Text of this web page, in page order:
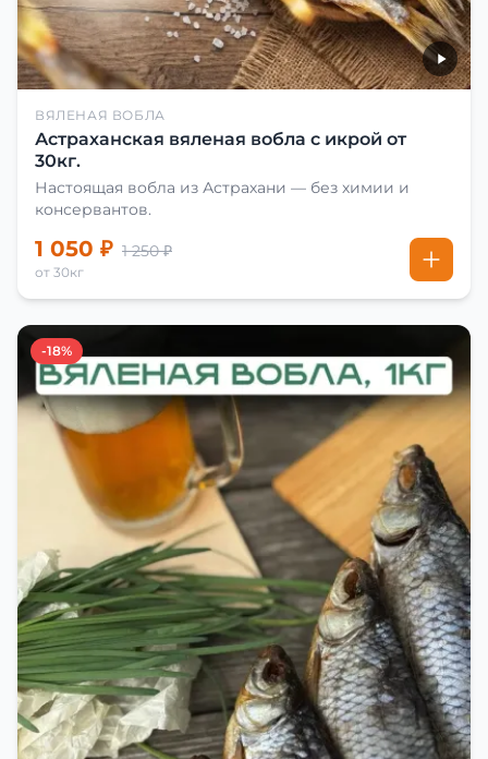
ВЯЛЕНАЯ ВОБЛА
Астраханская вяленая вобла с икрой от
30кг.
Настоящая вобла из Астрахани — без химии и
консервантов.
1 050 ₽ 1 250 ₽
от 30кг
-18%